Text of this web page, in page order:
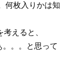
何枚入りかは知
えると、
。。と思って